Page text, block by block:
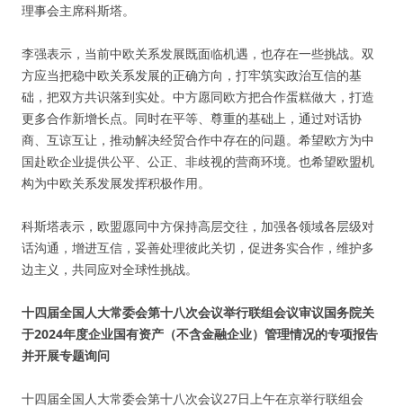
理事会主席科斯塔。
李强表示，当前中欧关系发展既面临机遇，也存在一些挑战。双
方应当把稳中欧关系发展的正确方向，打牢筑实政治互信的基
础，把双方共识落到实处。中方愿同欧方把合作蛋糕做大，打造
更多合作新增长点。同时在平等、尊重的基础上，通过对话协
商、互谅互让，推动解决经贸合作中存在的问题。希望欧方为中
国赴欧企业提供公平、公正、非歧视的营商环境。也希望欧盟机
构为中欧关系发展发挥积极作用。
科斯塔表示，欧盟愿同中方保持高层交往，加强各领域各层级对
话沟通，增进互信，妥善处理彼此关切，促进务实合作，维护多
边主义，共同应对全球性挑战。
十四届全国人大常委会第十八次会议举行联组会议审议国务院关
于2024年度企业国有资产（不含金融企业）管理情况的专项报告
并开展专题询问
十四届全国人大常委会第十八次会议27日上午在京举行联组会